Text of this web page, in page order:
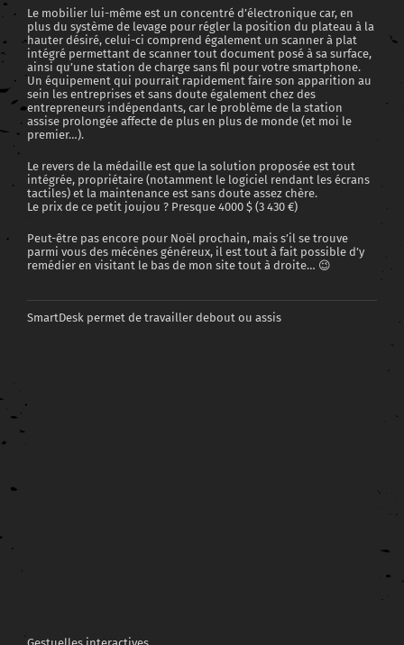
Le mobilier lui-même est un concentré d’électronique car, en
plus du système de levage pour régler la position du plateau à la
hauter désiré, celui-ci comprend également un scanner à plat
intégré permettant de scanner tout document posé à sa surface,
ainsi qu’une station de charge sans fil pour votre smartphone.
Un équipement qui pourrait rapidement faire son apparition au
sein les entreprises et sans doute également chez des
entrepreneurs indépendants, car le problème de la station
assise prolongée affecte de plus en plus de monde (et moi le
premier…).
Le revers de la médaille est que la solution proposée est tout
intégrée, propriétaire (notamment le logiciel rendant les écrans
tactiles) et la maintenance est sans doute assez chère.
Le prix de ce petit joujou ? Presque 4000 $ (3 430 €)
Peut-être pas encore pour Noël prochain, mais s’il se trouve
parmi vous des mécènes généreux, il est tout à fait possible d’y
remédier en visitant le bas de mon site tout à droite… 😉
SmartDesk permet de travailler debout ou assis